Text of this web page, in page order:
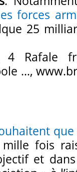
forces
25
4 Rafale
…,
fois
et